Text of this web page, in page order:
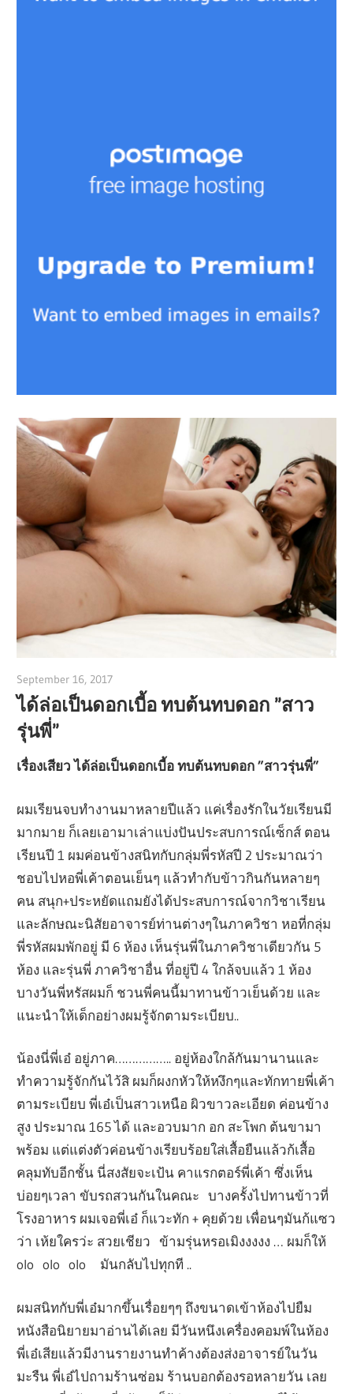
September 16, 2017
ได้ล่อเป็นดอกเบี้อ ทบต้นทบดอก ”สาว
รุ่นพี่”
เรื่องเสียว ได้ล่อเป็นดอกเบี้อ ทบต้นทบดอก ”สาวรุ่นพี่”
ผมเรียนจบทำงานมาหลายปีแล้ว แค่เรื่องรักในวัยเรียนมี
มากมาย ก็เลยเอามาเล่าแบ่งปันประสบการณ์เซ็กส์ ตอน
เรียนปี 1 ผมค่อนข้างสนิทกับกลุ่มพี่รหัสปี 2 ประมาณว่า
ชอบไปหอพี่เค้าตอนเย็นๆ แล้วทำกับข้าวกินกันหลายๆ
คน สนุก+ประหยัดแถมยังได้ประสบการณ์จากวิชาเรียน
และลักษณะนิสัยอาจารย์ท่านต่างๆในภาควิชา หอที่กลุ่ม
พี่รหัสผมพักอยู่ มี 6 ห้อง เห็นรุ่นพี่ในภาควิชาเดียวกัน 5
ห้อง และรุ่นพี่ ภาควิชาอื่น ที่อยู่ปี 4 ใกล้จบแล้ว 1 ห้อง
บางวันพี่หรัสผมก็ ชวนพี่คนนี้มาทานข้าวเย็นด้วย และ
แนะนำให้เด็กอย่างผมรู้จักตามระเบียบ..
น้องนี่พี่เอ๋ อยู่ภาค…………….. อยู่ห้องใกล้กันมานานและ
ทำความรู้จักกันไว้สิ ผมก็ผงกหัวให้หงึกๆและทักทายพี่เค้า
ตามระเบียบ พี่เอ๋เป็นสาวเหนือ ผิวขาวละเอียด ค่อนข้าง
สูง ประมาณ 165 ได้ และอวบมาก อก สะโพก ต้นขามา
พร้อม แต่แต่งตัวค่อนข้างเรียบร้อยใส่เสื้อยืนแล้วก้เสื้อ
คลุมทับอีกชั้น นี่สงสัยจะเป้น คาแรกตอร์พี่เค้า ซึ่งเห็น
บ่อยๆเวลา ขับรถสวนกันในคณะ บางครั้งไปทานข้าวที่
โรงอาหาร ผมเจอพี่เอ๋ ก็แวะทัก + คุยด้วย เพื่อนๆมันก้แซว
ว่า เห้ยใครว่ะ สวยเชียว ข้ามรุ่นหรอเมิงงงงง … ผมก็ให้
olo olo olo มันกลับไปทุกที ..
ผมสนิทกับพี่เอ๋มากขึ้นเรื่อยๆๆ ถึงขนาดเข้าห้องไปยืม
หนังสือนิยายมาอ่านได้เลย มีวันหนึงเครื่องคอมพ์ในห้อง
พี่เอ๋เสียแล้วมีงานรายงานทำค้างต้องส่งอาจารย์ในวัน
มะรืน พี่เอ๋ไปถามร้านซ่อม ร้านบอกต้องรอหลายวัน เลย